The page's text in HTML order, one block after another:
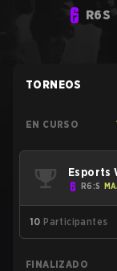
R6S
TORNEOS
EN CURSO
Esports
R6:S
10 Participantes
FINALIZADO